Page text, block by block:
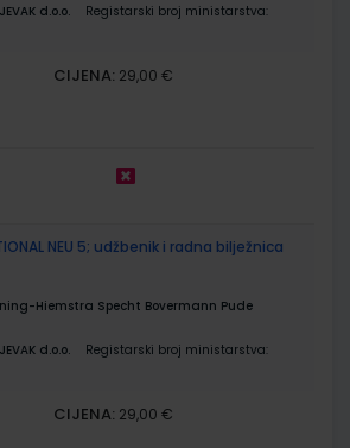
d.o.o.
Registarski broj ministarstva:
CIJENA: 29,00 €
NEU 5; udžbenik i radna bilježnica
Hiemstra Specht Bovermann Pude
d.o.o.
Registarski broj ministarstva:
CIJENA: 29,00 €